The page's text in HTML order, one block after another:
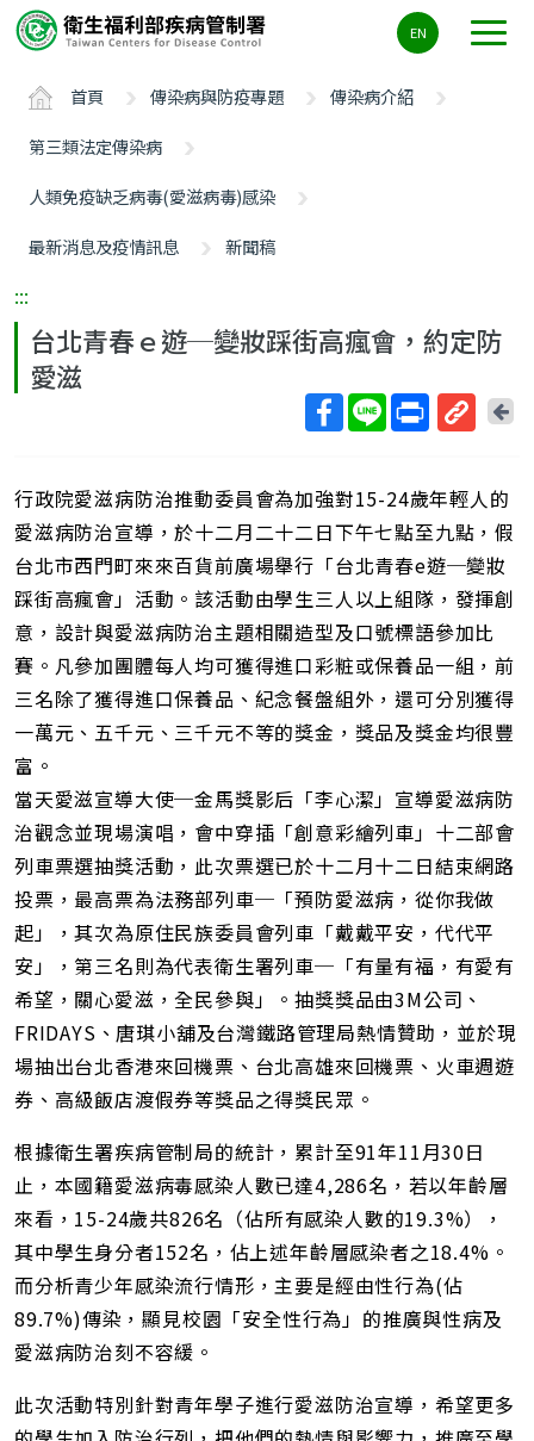
要
ALT+C
EN
首頁 傳染病與防疫專題
傳染病介紹
第三類法定傳染病
人類免疫缺乏病毒(愛滋病毒)感染
最新消息及疫情訊息
新聞稿
:::
台北青春ｅ遊─變妝踩街高瘋會，約定防
愛滋
短
網
址
回
行政院愛滋病防治推動委員會為加強對15-24歲年輕人的
愛滋病防治宣導，於十二月二十二日下午七點至九點，假
台北市西門町來來百貨前廣場舉行「台北青春e遊─變妝
踩街高瘋會」活動。該活動由學生三人以上組隊，發揮創
意，設計與愛滋病防治主題相關造型及口號標語參加比
賽。凡參加團體每人均可獲得進口彩粧或保養品一組，前
三名除了獲得進口保養品、紀念餐盤組外，還可分別獲得
一萬元、五千元、三千元不等的獎金，獎品及獎金均很豐
富。
當天愛滋宣導大使─金馬獎影后「李心潔」宣導愛滋病防
治觀念並現場演唱，會中穿插「創意彩繪列車」十二部會
列車票選抽獎活動，此次票選已於十二月十二日結束網路
投票，最高票為法務部列車─「預防愛滋病，從你我做
起」，其次為原住民族委員會列車「戴戴平安，代代平
安」，第三名則為代表衛生署列車─「有量有福，有愛有
希望，關心愛滋，全民參與」。抽獎獎品由3M公司、
FRIDAYS、唐琪小舖及台灣鐵路管理局熱情贊助，並於現
場抽出台北香港來回機票、台北高雄來回機票、火車週遊
券、高級飯店渡假券等獎品之得獎民眾。
根據衛生署疾病管制局的統計，累計至91年11月30日
止，本國籍愛滋病毒感染人數已達4,286名，若以年齡層
來看，15-24歲共826名（佔所有感染人數的19.3%），
其中學生身分者152名，佔上述年齡層感染者之18.4%。
而分析青少年感染流行情形，主要是經由性行為(佔
89.7%)傳染，顯見校園「安全性行為」的推廣與性病及
愛滋病防治刻不容緩。
此次活動特別針對青年學子進行愛滋防治宣導，希望更多